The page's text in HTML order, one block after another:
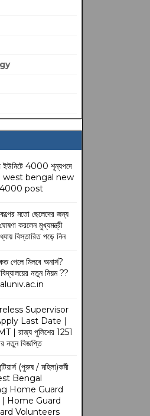
ইউনিটে 4000 শূন্যপদে
। west bengal new
post
মতো ছেলেদের জন্য
করলেন মুখ্যমন্ত্রী
বিস্তারিত পড়ে নিন
পেলে মিলবে অনার্স?
নতুন নিয়ম??
Supervisor
Last Date |
| রাজ্য পুলিশের 1251
নতুন বিজ্ঞপ্তি
(পুরুষ / মহিলা)কর্মী
Bengal
Home Guard
| Home Guard
Volunteers